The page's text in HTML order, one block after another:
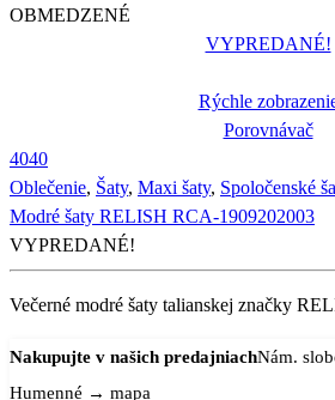
OBMEDZENÉ
VYPREDANÉ!
Rýchle
Porovnávač
4040
Oblečenie, Šaty, Maxi šaty, Spoločenské
Modré šaty RELISH RCA-1909202003
VYPREDANÉ!
Večerné modré šaty talianskej značky
Nakupujte v našich predajniachNám.
Humenné → mapa